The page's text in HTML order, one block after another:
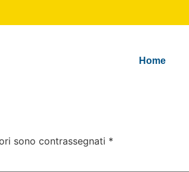
Home
sono contrassegnati *